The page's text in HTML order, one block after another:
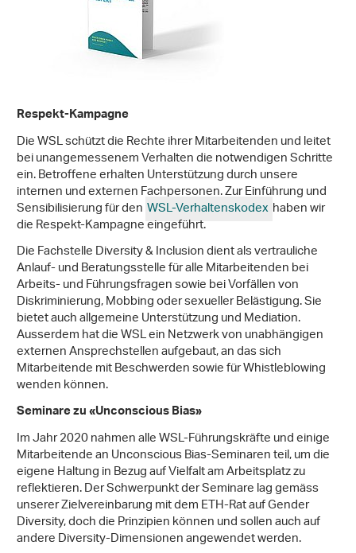
Respekt-Kampagne
Die WSL schützt die Rechte ihrer Mitarbeitenden und leitet
bei unangemessenem Verhalten die notwendigen Schritte
ein. Betroffene erhalten Unterstützung durch unsere
internen und externen Fachpersonen. Zur Einführung und
Sensibilisierung für denWSL-Verhaltenskodexhaben wir
die Respekt-Kampagne eingeführt.
Die Fachstelle Diversity & Inclusion dient als vertrauliche
Anlauf- und Beratungsstelle für alle Mitarbeitenden bei
Arbeits- und Führungsfragen sowie bei Vorfällen von
Diskriminierung, Mobbing oder sexueller Belästigung. Sie
bietet auch allgemeine Unterstützung und Mediation.
Ausserdem hat die WSL ein Netzwerk von unabhängigen
externen Ansprechstellen aufgebaut, an das sich
Mitarbeitende mit Beschwerden sowie für Whistleblowing
wenden können.
Seminare zu «Unconscious Bias»
Im Jahr 2020 nahmen alle WSL-Führungskräfte und einige
Mitarbeitende an Unconscious Bias-Seminaren teil, um die
eigene Haltung in Bezug auf Vielfalt am Arbeitsplatz zu
reflektieren. Der Schwerpunkt der Seminare lag gemäss
unserer Zielvereinbarung mit dem ETH-Rat auf Gender
Diversity, doch die Prinzipien können und sollen auch auf
andere Diversity-Dimensionen angewendet werden.